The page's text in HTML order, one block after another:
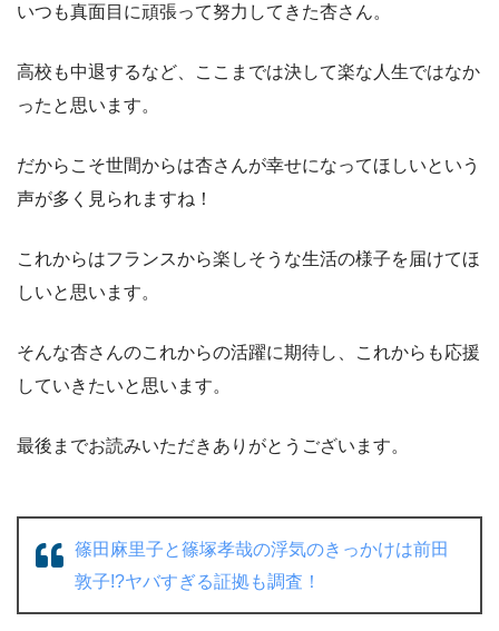
いつも真面目に頑張って努力してきた杏さん。
高校も中退するなど、ここまでは決して楽な人生ではなか
ったと思います。
だからこそ世間からは杏さんが幸せになってほしいという
声が多く見られますね！
これからはフランスから楽しそうな生活の様子を届けてほ
しいと思います。
そんな杏さんのこれからの活躍に期待し、これからも応援
していきたいと思います。
最後までお読みいただきありがとうございます。
篠田麻里子と篠塚孝哉の浮気のきっかけは前田
敦子!?ヤバすぎる証拠も調査！